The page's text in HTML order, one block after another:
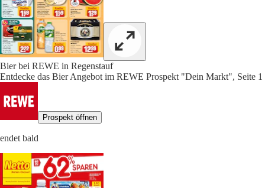
Bier bei REWE in Regenstauf
Entdecke das Bier Angebot im REWE Prospekt "Dein Markt", Seite 1
Prospekt öffnen
endet bald